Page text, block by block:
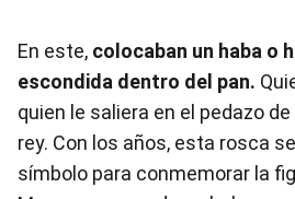
En este, colocaban un haba o
escondida dentro del pan.
quien le saliera en el pedazo
rey. Con los años, esta rosca
símbolo para conmemorar la